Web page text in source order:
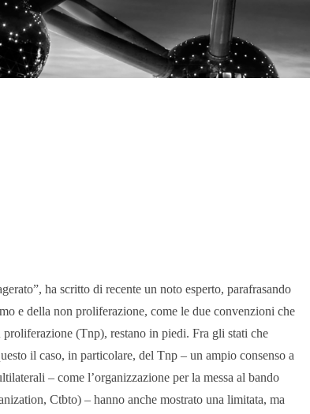
ha scritto di recente un noto esperto, parafrasando
e della non proliferazione, come le due convenzioni che
(Tnp), restano in piedi. Fra gli stati che
il caso, in particolare, del Tnp – un ampio consenso a
– come l’organizzazione per la messa al bando
Ctbto) – hanno anche mostrato una limitata, ma